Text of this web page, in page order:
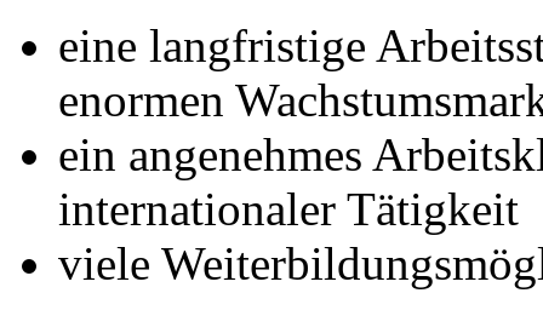
eine langfristige
enormen
ein angenehmes
internationaler Tätigkeit
viele